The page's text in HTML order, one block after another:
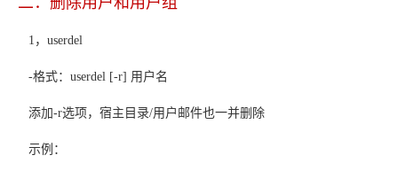
1 ，userdel
-格式：userdel [-r] 用户名
添加-r选项，宿主目录/用户邮件也一并删除
示例：